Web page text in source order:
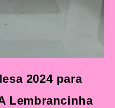
2024 para
Lembrancinha